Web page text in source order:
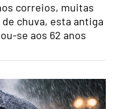
correios, muitas
chuva, esta antiga
se aos 62 anos